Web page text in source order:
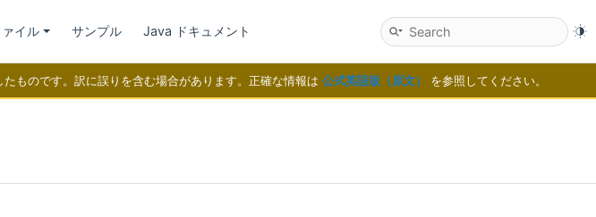
ァイル サンプル Java ドキュメント
のです。訳に誤りを含む場合があります。正確な情報は 公式英語版（原文） を参照してください。